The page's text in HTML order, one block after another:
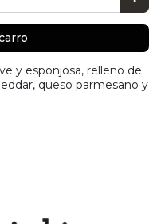
y esponjosa, relleno de
queso parmesano y